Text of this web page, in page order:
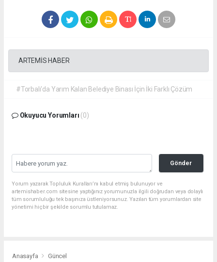
ARTEMİS HABER
#Torbalı'da Yarım Kalan Belediye Binası İçin İki Farklı Çözüm
Okuyucu Yorumları (0)
Gönder
Yorum yazarak Topluluk Kuralları’nı kabul etmiş bulunuyor ve
artemishaber.com sitesine yaptığınız yorumunuzla ilgili doğrudan veya dolaylı
tüm sorumluluğu tek başınıza üstleniyorsunuz. Yazılan tüm yorumlardan site
yönetimi hiçbir şekilde sorumlu tutulamaz.
Anasayfa Güncel